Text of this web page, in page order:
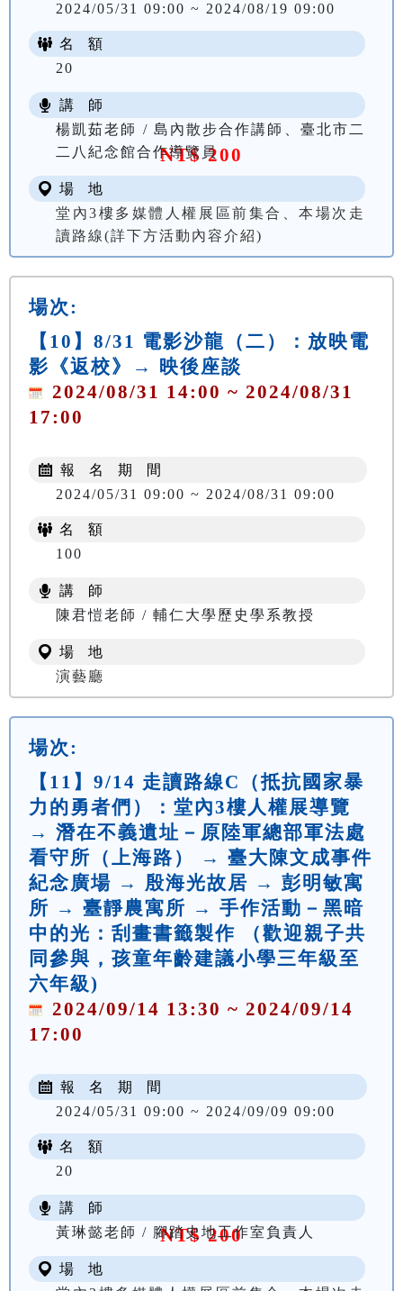
NT$ 200
2024/05/31 09:00 ~ 2024/08/19 09:00
名 額
20
講 師
楊凱茹老師 / 島內散步合作講師、臺北市二
二八紀念館合作導覽員
場 地
堂內3樓多媒體人權展區前集合、本場次走
讀路線(詳下方活動內容介紹)
場次:
【10】8/31 電影沙龍（二）：放映電
影《返校》→ 映後座談
2024/08/31 14:00 ~ 2024/08/31
17:00
報 名 期 間
2024/05/31 09:00 ~ 2024/08/31 09:00
名 額
100
講 師
陳君愷老師 / 輔仁大學歷史學系教授
場 地
演藝廳
場次:
【11】9/14 走讀路線C（抵抗國家暴
力的勇者們）：堂內3樓人權展導覽
→ 潛在不義遺址－原陸軍總部軍法處
看守所（上海路） → 臺大陳文成事件
紀念廣場 → 殷海光故居 → 彭明敏寓
所 → 臺靜農寓所 → 手作活動－黑暗
中的光：刮畫書籤製作 （歡迎親子共
同參與，孩童年齡建議小學三年級至
六年級)
2024/09/14 13:30 ~ 2024/09/14
17:00
NT$ 200
報 名 期 間
2024/05/31 09:00 ~ 2024/09/09 09:00
名 額
20
講 師
黃琳懿老師 / 腳踏史地工作室負責人
場 地